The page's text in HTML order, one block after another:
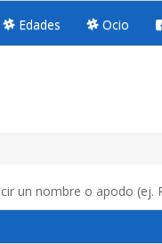
Edades Ocio
un nombre o apodo (ej.